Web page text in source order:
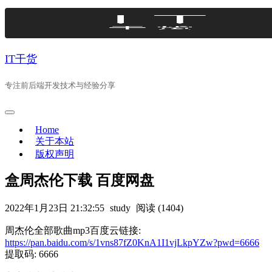
Skip
IT干货
专注前后端开发技术与经验分享
Home
关于本站
版权声明
盒周杰伦下载 百度网盘
2022年1月23日 21:32:55 study 阅读 (1404)
周杰伦全部歌曲mp3百度云链接:
https://pan.baidu.com/s/1vns87fZ0KnA1I1vjLkpYZw?pwd=6666
提取码: 6666